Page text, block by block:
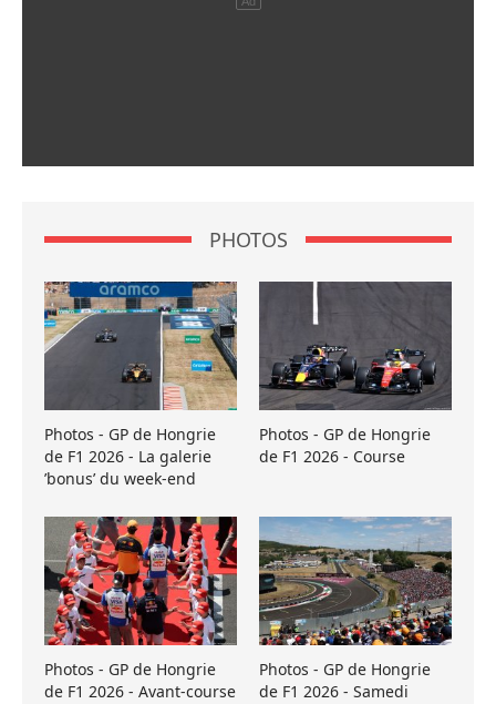
PHOTOS
Photos - GP de Hongrie
de F1 2026 - La galerie
’bonus’ du week-end
Photos - GP de Hongrie
de F1 2026 - Course
Photos - GP de Hongrie
de F1 2026 - Avant-course
Photos - GP de Hongrie
de F1 2026 - Samedi